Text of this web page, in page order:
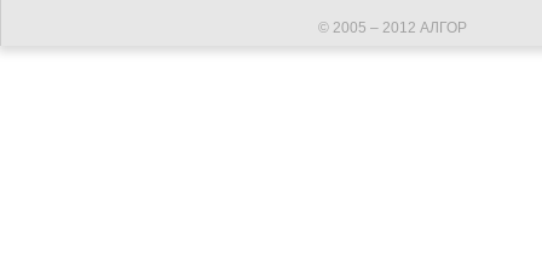
© 2005 – 2012 АЛГОР